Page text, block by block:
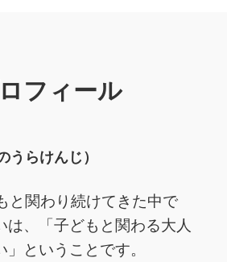
フィール
うらけんじ）
と関わり続けてきた中で
は、「子どもと関わる大人
ということです。